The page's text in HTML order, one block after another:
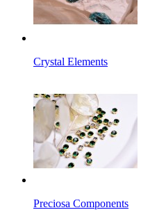
Crystal Elements
Preciosa Components